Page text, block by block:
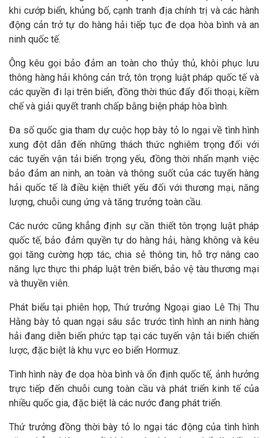
khi cướp biển, khủng bố, cạnh tranh địa chính trị và các hành
động cản trở tự do hàng hải tiếp tục đe dọa hòa bình và an
ninh quốc tế.
Ông kêu gọi bảo đảm an toàn cho thủy thủ, khôi phục lưu
thông hàng hải không cản trở, tôn trọng luật pháp quốc tế và
các quyền đi lại trên biển, đồng thời thúc đẩy đối thoại, kiềm
chế và giải quyết tranh chấp bằng biện pháp hòa bình.
Đa số quốc gia tham dự cuộc họp bày tỏ lo ngại về tình hình
xung đột dẫn đến những thách thức nghiêm trọng đối với
các tuyến vận tải biển trọng yếu, đồng thời nhấn mạnh việc
bảo đảm an ninh, an toàn và thông suốt của các tuyến hàng
hải quốc tế là điều kiện thiết yếu đối với thương mại, năng
lượng, chuỗi cung ứng và tăng trưởng toàn cầu.
Các nước cũng khẳng định sự cần thiết tôn trọng luật pháp
quốc tế, bảo đảm quyền tự do hàng hải, hàng không và kêu
gọi tăng cường hợp tác, chia sẻ thông tin, hỗ trợ nâng cao
năng lực thực thi pháp luật trên biển, bảo vệ tàu thương mại
và thuyền viên.
Phát biểu tại phiên họp, Thứ trưởng Ngoại giao Lê Thị Thu
Hằng bày tỏ quan ngại sâu sắc trước tình hình an ninh hàng
hải đang diễn biến phức tạp tại các tuyến vận tải biển chiến
lược, đặc biệt là khu vực eo biển Hormuz.
Tình hình này đe dọa hòa bình và ổn định quốc tế, ảnh hưởng
trực tiếp đến chuỗi cung toàn cầu và phát triển kinh tế của
nhiều quốc gia, đặc biệt là các nước đang phát triển.
Thứ trưởng đồng thời bày tỏ lo ngại tác động của tình hình